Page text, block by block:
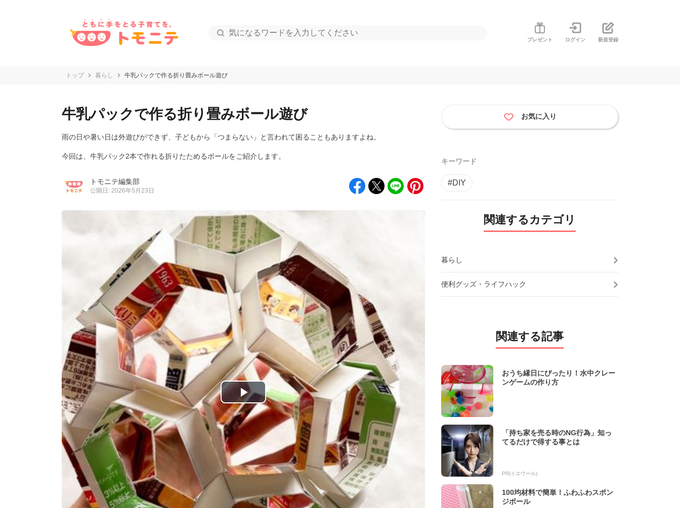
プレゼント ログイン 新規登録
トップ 暮らし 牛乳パックで作る折り畳みボール遊び
牛乳パックで作る折り畳みボール遊び
雨の日や暑い日は外遊びができず、子どもから「つまらない」と言われて困ることもありますよね。
今回は、牛乳パック2本で作れる折りたためるボールをご紹介します。
トモニテ編集部
公開日: 2026年5月23日
P
l
a
y
V
お気に入り
キーワード
#DIY
関連するカテゴリ
暮らし
便利グッズ・ライフハック
関連する記事
おうち縁日にぴったり！水中クレー
ンゲームの作り方
「持ち家を売る時のNG行為」知っ
てるだけで得する事とは
PR(イエウール)
100均材料で簡単！ふわふわスポン
ジボール